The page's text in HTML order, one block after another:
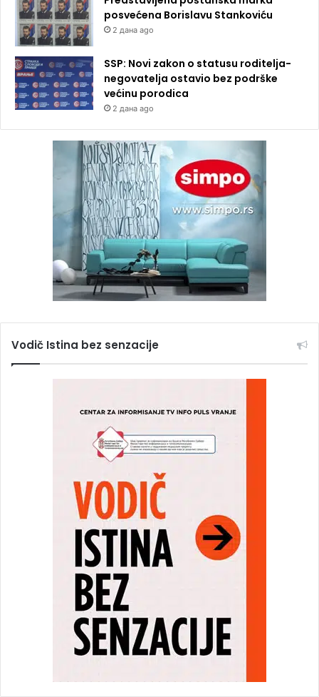
posvećena Borislavu Stankoviću
2 дана ago
SSP: Novi zakon o statusu roditelja-
negovatelja ostavio bez podrške
većinu porodica
2 дана ago
Vodič Istina bez senzacije